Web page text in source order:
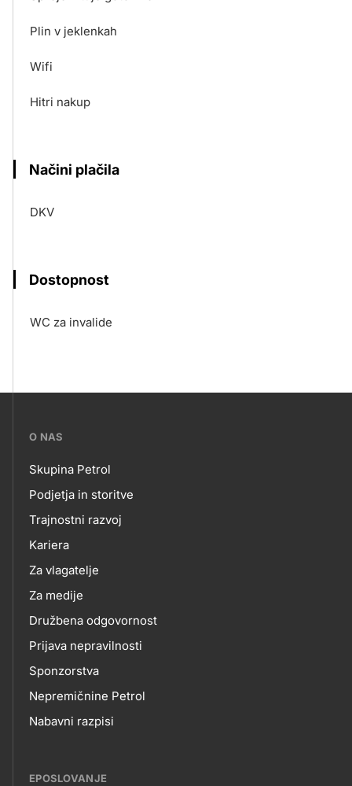
Plin v jeklenkah
Wifi
Hitri nakup
Načini plačila
DKV
Dostopnost
WC za invalide
???
skupno.footer-
title???
O NAS
O
NAS
Skupina Petrol
Podjetja in storitve
Trajnostni razvoj
Kariera
Za vlagatelje
Za medije
Družbena odgovornost
Prijava nepravilnosti
Sponzorstva
Nepremičnine Petrol
Nabavni razpisi
EPOSLOVANJE